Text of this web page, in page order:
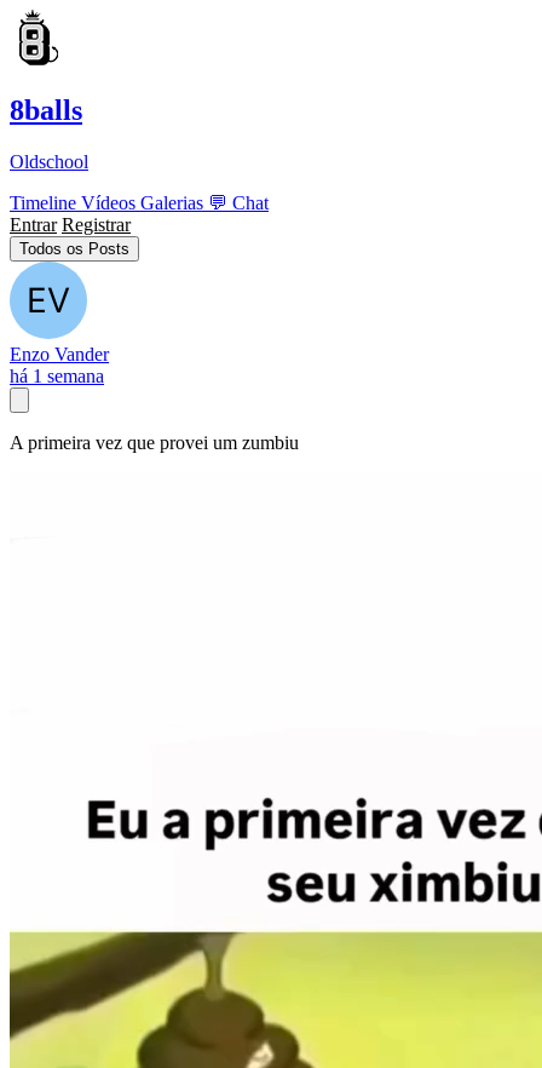
8balls
Oldschool
Timeline Vídeos Galerias 💬 Chat
Entrar Registrar
Todos os Posts
Enzo Vander
há 1 semana
A primeira vez que provei um zumbiu